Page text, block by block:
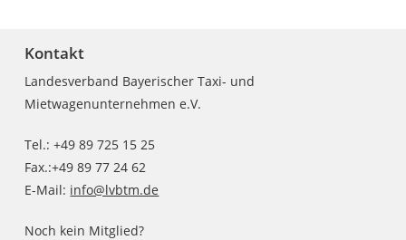
Kontakt
Landesverband Bayerischer Taxi- und
Mietwagenunternehmen e.V.
Tel.: +49 89 725 15 25
Fax.:+49 89 77 24 62
E-Mail: info@lvbtm.de
Noch kein Mitglied?